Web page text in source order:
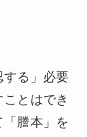
する」必要
とはでき
謄本」を